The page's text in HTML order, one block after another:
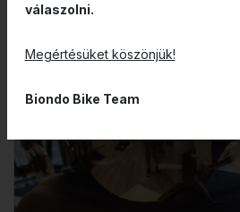
válaszolni.
Megértésüket köszönjük!
Biondo Bike Team